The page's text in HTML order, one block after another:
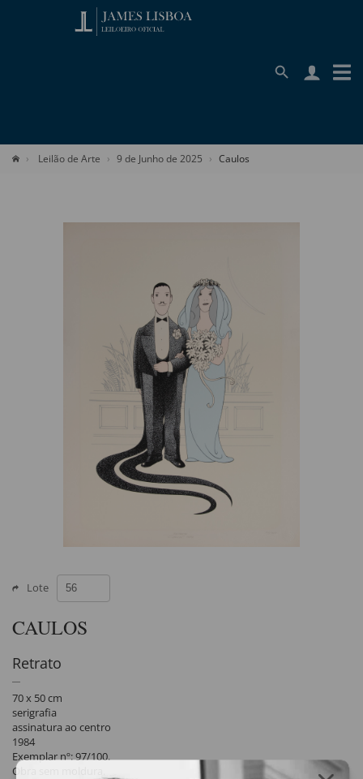
Leilão de Arte 9 de Junho de 2025 Caulos
Lote
CAULOS
Retrato
70 x 50 cm
serigrafia
assinatura ao centro
1984
Exemplar nº: 97/100.
Obra sem moldura.